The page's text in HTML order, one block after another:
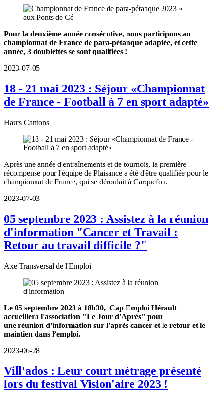
Pour la deuxième année consécutive, nous participons au
championnat de France de para-pétanque adaptée, et cette
année, 3 doublettes se sont qualifiées !
2023-07-05
18 - 21 mai 2023 : Séjour «Championnat
de France - Football à 7 en sport adapté»
Hauts Cantons
Après une année d'entraînements et de tournois, la première
récompense pour l'équipe de Plaisance a été d'être qualifiée pour le
championnat de France, qui se déroulait à Carquefou.
2023-07-03
05 septembre 2023 : Assistez à la réunion
d'information "Cancer et Travail :
Retour au travail difficile ?"
Axe Transversal de l'Emploi
Le 05 septembre 2023 à 18h30, Cap Emploi Hérault
accueillera l'association "Le Jour d'Après" pour
une réunion d’information sur l’après cancer et le retour et le
maintien dans l’emploi.
2023-06-28
Vill'ados : Leur court métrage présenté
lors du festival Vision'aire 2023 !